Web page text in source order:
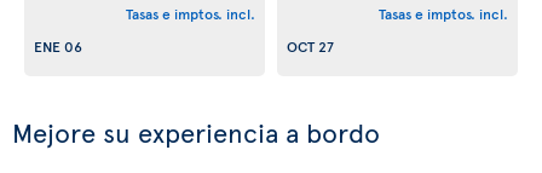
Tasas e imptos. incl.
ENE 06
Tasas e imptos. incl.
OCT 27
Mejore su experiencia a bordo